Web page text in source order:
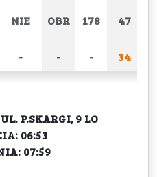
NIE OBR 178 47
- - - 34
P.SKARGI, 9 LO
06:53
07:59